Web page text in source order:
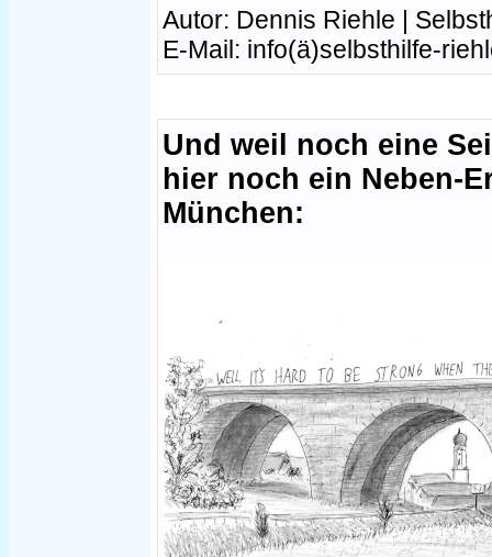
Autor: Dennis Riehle |
E-Mail: info(ä)selbsthilfe-
Und weil noch eine
hier noch ein Neben-
München: